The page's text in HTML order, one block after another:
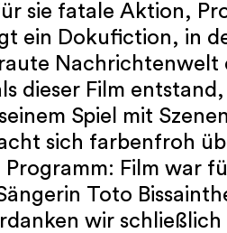
sie fatale Aktion,
ein Dokufiction, in
Nachrichtenwelt
dieser Film
Spiel mit
sich farbenfroh
Film war
Toto
wir schließlich